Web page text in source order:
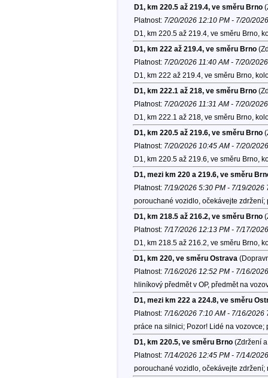
D1, km 220.5 až 219.4, ve směru Brno
Platnost: 7/20/2026 12:10 PM - 7/20/
D1, km 220.5 až 219.4, ve směru Brno,
D1, km 222 až 219.4, ve směru Brno
Platnost: 7/20/2026 11:40 AM - 7/20/
D1, km 222 až 219.4, ve směru Brno,
D1, km 222.1 až 218, ve směru Brno
Platnost: 7/20/2026 11:31 AM - 7/20/
D1, km 222.1 až 218, ve směru Brno,
D1, km 220.5 až 219.6, ve směru Brno
Platnost: 7/20/2026 10:45 AM - 7/20/
D1, km 220.5 až 219.6, ve směru Brno,
D1, mezi km 220 a 219.6, ve směru
Platnost: 7/19/2026 5:30 PM - 7/19/2026
porouchané vozidlo, očekávejte
D1, km 218.5 až 216.2, ve směru Brno
Platnost: 7/17/2026 12:13 PM - 7/17/
D1, km 218.5 až 216.2, ve směru Brno,
D1, km 220, ve směru Ostrava
Platnost: 7/16/2026 12:52 PM - 7/16/
hliníkový předmět v OP, předmět na
D1, mezi km 222 a 224.8, ve směru
Platnost: 7/16/2026 7:10 AM - 7/16/2026
práce na silnici; Pozor! Lidé na
D1, km 220.5, ve směru Brno(Zdržení
Platnost: 7/14/2026 12:45 PM - 7/14/
porouchané vozidlo, očekávejte